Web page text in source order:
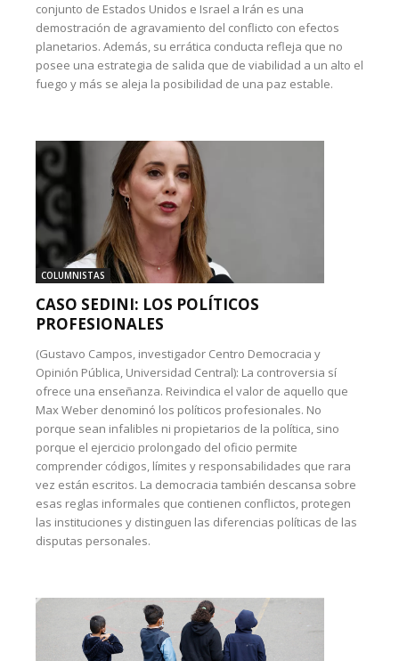
conjunto de Estados Unidos e Israel a Irán es una
demostración de agravamiento del conflicto con efectos
planetarios. Además, su errática conducta refleja que no
posee una estrategia de salida que de viabilidad a un alto el
fuego y más se aleja la posibilidad de una paz estable.
COLUMNISTAS
CASO SEDINI: LOS POLÍTICOS
PROFESIONALES
(Gustavo Campos, investigador Centro Democracia y
Opinión Pública, Universidad Central): La controversia sí
ofrece una enseñanza. Reivindica el valor de aquello que
Max Weber denominó los políticos profesionales. No
porque sean infalibles ni propietarios de la política, sino
porque el ejercicio prolongado del oficio permite
comprender códigos, límites y responsabilidades que rara
vez están escritos. La democracia también descansa sobre
esas reglas informales que contienen conflictos, protegen
las instituciones y distinguen las diferencias políticas de las
disputas personales.